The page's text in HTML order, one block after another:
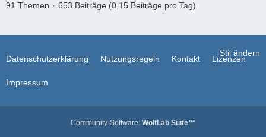
91 Themen 653 Beiträge (0,15 Beiträge pro Tag)
Stil ändern
Datenschutzerklärung Nutzungsregeln Kontakt Lizenzen
Impressum
Community-Software: WoltLab Suite™